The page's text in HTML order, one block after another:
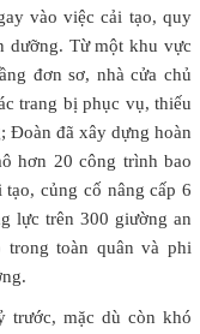
vào việc cải tạo, quy
dưỡng. Từ một khu vực
đơn sơ, nhà cửa chủ
trang bị phục vụ, thiếu
Đoàn đã xây dựng hoàn
hơn 20 công trình bao
củng cố nâng cấp 6
lực trên 300 giường an
trong toàn quân và phi
trước, mặc dù còn khó